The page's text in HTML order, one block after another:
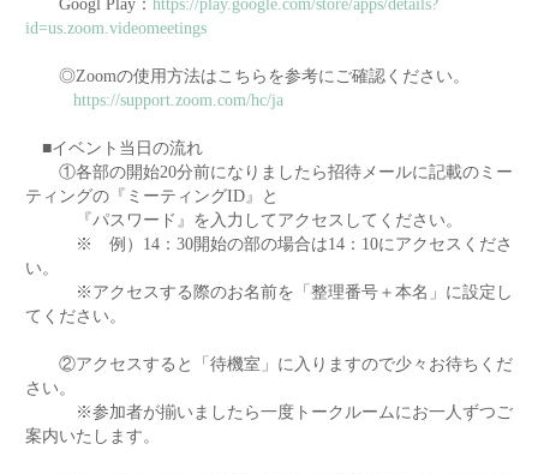
Googl Play： https://play.google.com/store/apps/details?
id=us.zoom.videomeetings
◎Zoomの使用方法はこちらを参考にご確認ください。
https://support.zoom.com/hc/ja
■イベント当日の流れ
①各部の開始20分前になりましたら招待メールに記載のミー
ティングの『ミーティングID』と
『パスワード』を入力してアクセスしてください。
※ 例）14：30開始の部の場合は14：10にアクセスくださ
い。
※アクセスする際のお名前を「整理番号＋本名」に設定し
てください。
②アクセスすると「待機室」に入りますので少々お待ちくだ
さい。
※参加者が揃いましたら一度トークルームにお一人ずつご
案内いたします。